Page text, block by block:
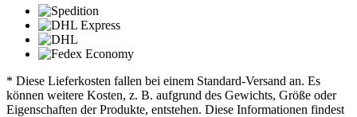
* Diese Lieferkosten fallen bei einem Standard-Versand an. Es
können weitere Kosten, z. B. aufgrund des Gewichts, Größe oder
Eigenschaften der Produkte, entstehen. Diese Informationen findest